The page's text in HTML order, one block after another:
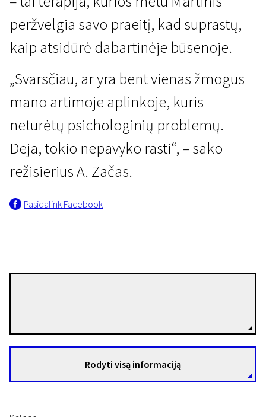
IV programa
Terapija
19 min. | Drama | N-13
peržvelgia savo praeitį, kad suprastų,
kaip atsidūrė dabartinėje būsenoje.
„Svarsčiau, ar yra bent vienas žmogus
mano artimoje aplinkoje, kuris
neturėtų psichologinių problemų.
Deja, tokio nepavyko rasti“, – sako
režisierius A. Začas.
Pasidalink Facebook
Rodyti visą informaciją